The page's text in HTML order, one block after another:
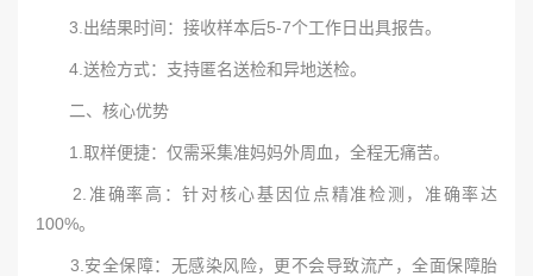
3.出结果时间：接收样本后5-7个工作日出具报告。
4.送检方式：支持匿名送检和异地送检。
二、核心优势
1.取样便捷：仅需采集准妈妈外周血，全程无痛苦。
2.准确率高：针对核心基因位点精准检测，准确率达
100%。
3.安全保障：无感染风险，更不会导致流产，全面保障胎